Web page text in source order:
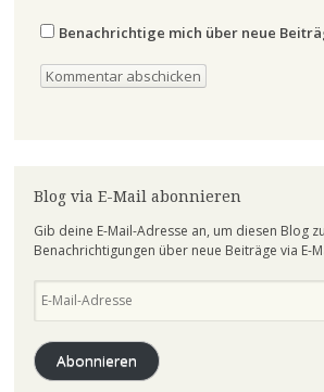
Benachrichtige mich über neue
Blog via E-Mail abonnieren
Gib deine E-Mail-Adresse an, um diesen Blog
Benachrichtigungen über neue Beiträge via E-
Mail-
Abonnieren